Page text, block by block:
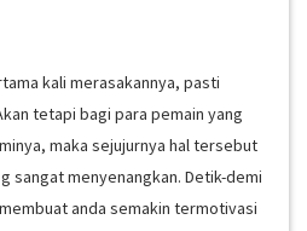
kali merasakannya, pasti
tetapi bagi para pemain yang
maka sejujurnya hal tersebut
sangat menyenangkan. Detik-demi
anda semakin termotivasi